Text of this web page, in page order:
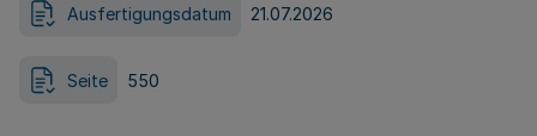
Ausfertigungsdatum 21.07.2026
Seite 550